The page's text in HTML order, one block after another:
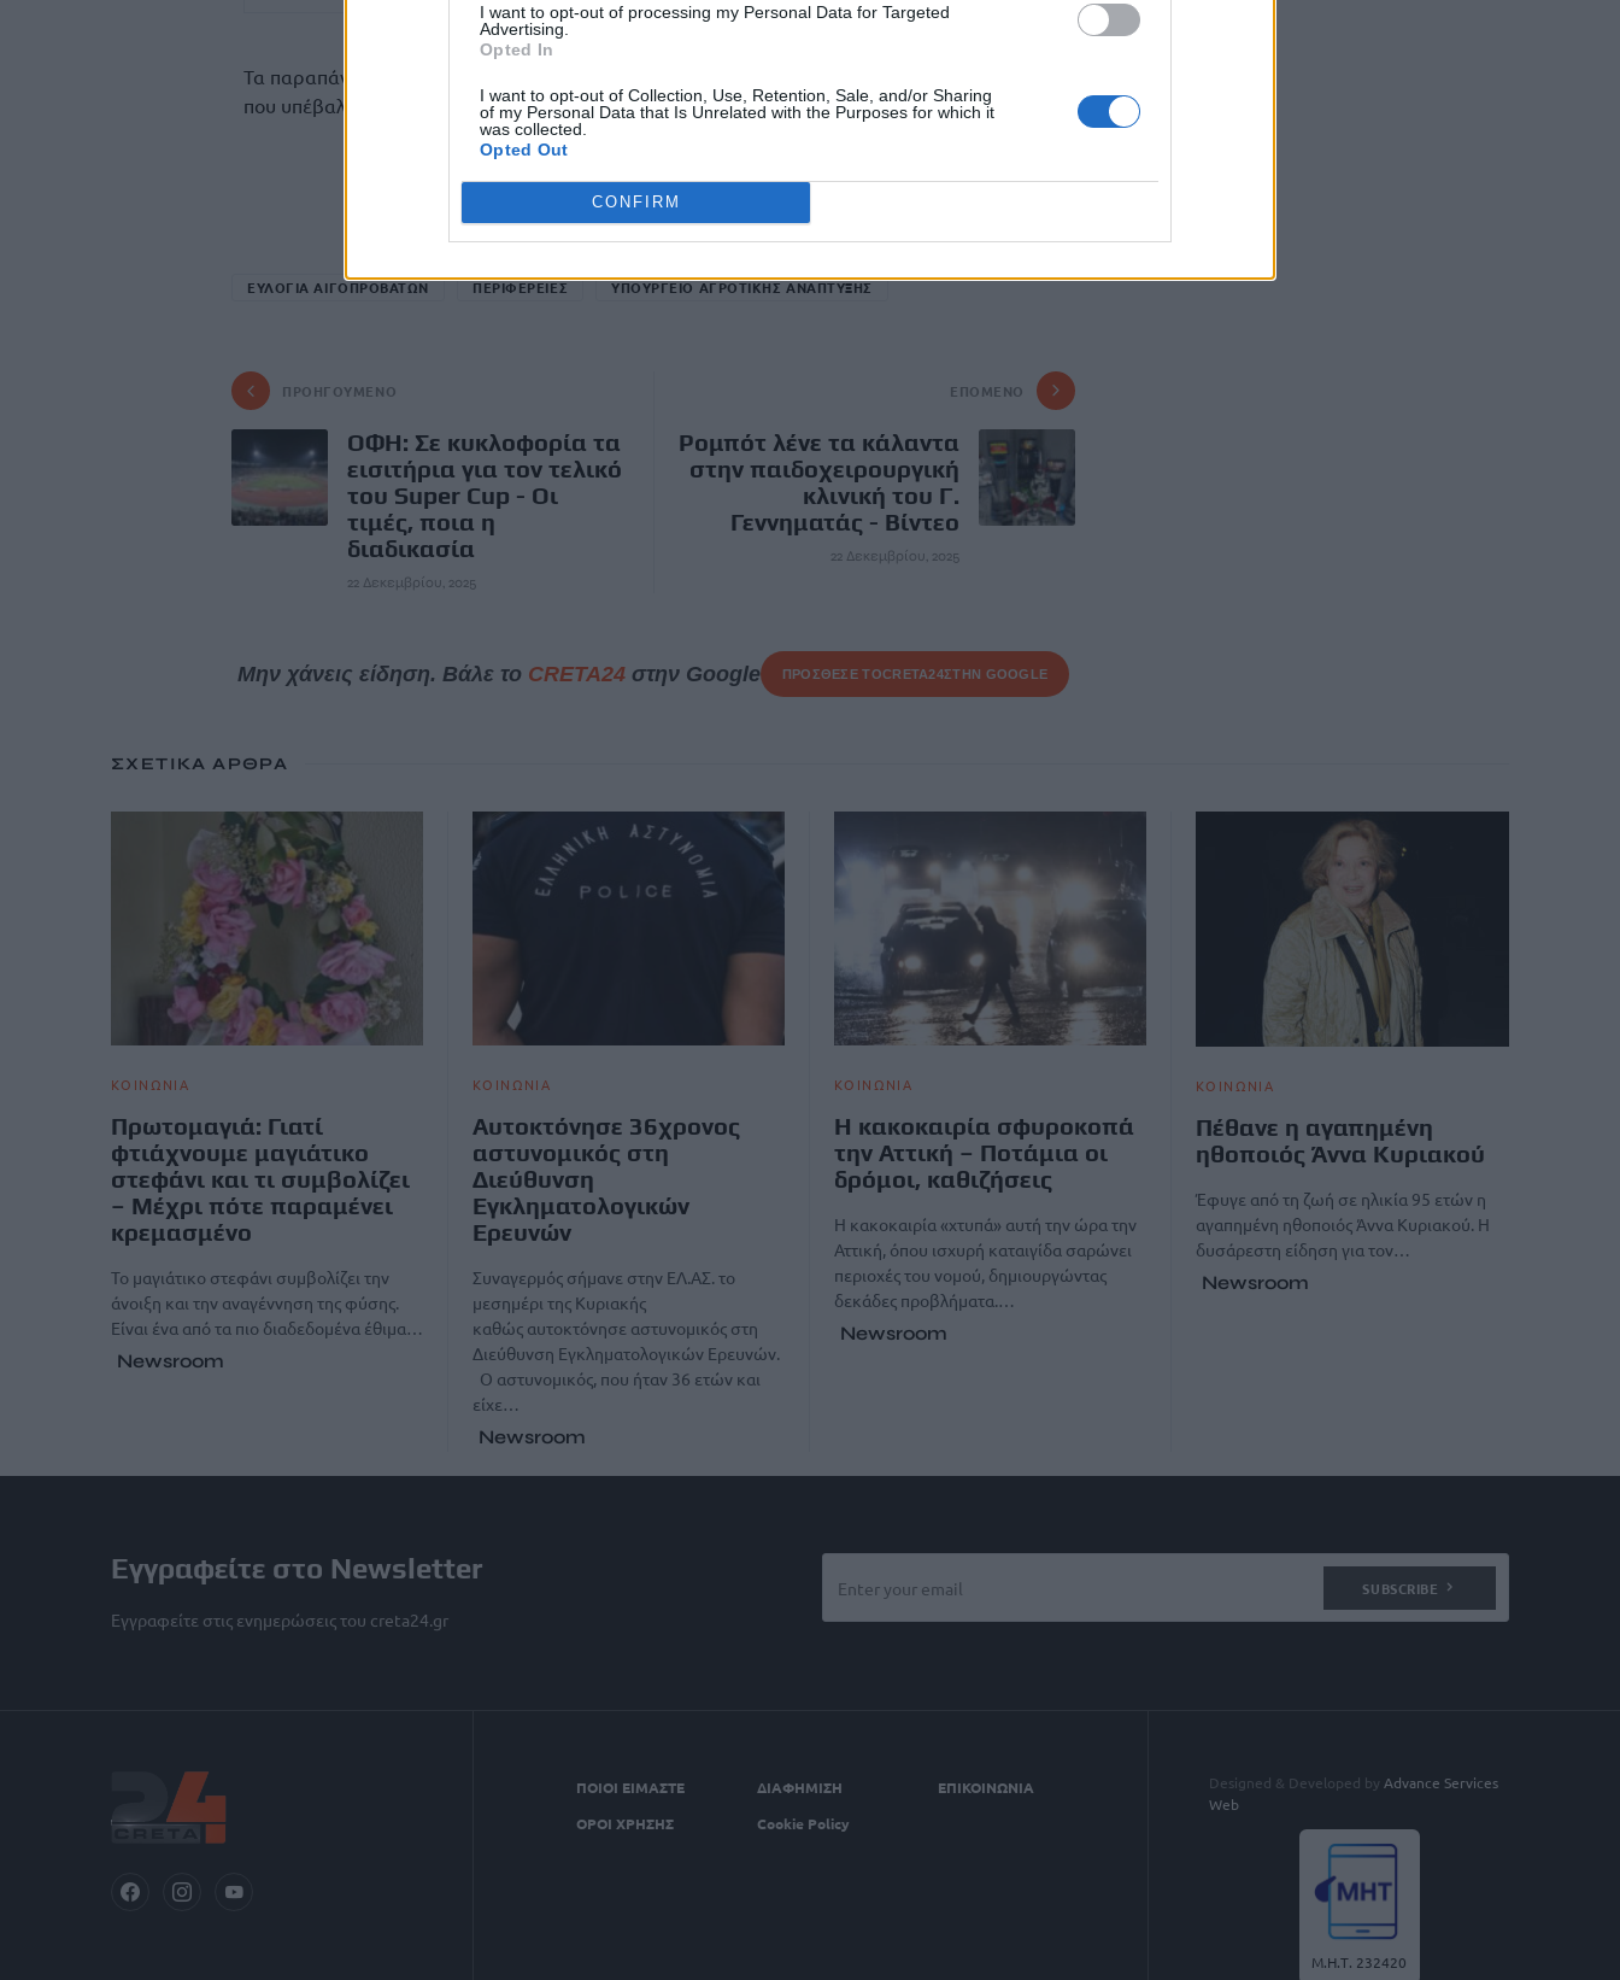
I want to opt-out of processing my Personal Data for Targeted
Advertising.
Opted In
I want to opt-out of Collection, Use, Retention, Sale, and/or Sharing
of my Personal Data that Is Unrelated with the Purposes for which it
was collected.
Opted Out
CONFIRM
Τα παραπάνω ποσά καταβλήθηκαν από το ΥΠΑΑΤ στις Περιφέρειες, σύμφωνα με τα στοιχεία
που υπέβαλαν σχετικά με τις λειτουργικές τους δαπάνες.
ΕΥΛΟΓΙΑ ΑΙΓΟΠΡΟΒΑΤΩΝ ΠΕΡΙΦΕΡΕΙΕΣ ΥΠΟΥΡΓΕΙΟ ΑΓΡΟΤΙΚΗΣ ΑΝΑΠΤΥΞΗΣ
ΠΡΟΗΓΟΎΜΕΝΟ
OΦΗ: Σε κυκλοφορία τα
εισιτήρια για τον τελικό
του Super Cup - Οι
τιμές, ποια η
διαδικασία
22 Δεκεμβρίου, 2025
ΕΠΌΜΕΝΟ
Ρομπότ λένε τα κάλαντα
στην παιδοχειρουργική
κλινική του Γ.
Γεννηματάς - Βίντεο
22 Δεκεμβρίου, 2025
Μην χάνεις είδηση. Βάλε το CRETA24στην Google ΠΡΟΣΘΕΣΕ ΤΟCRETA24ΣΤΗΝ GOOGLE
ΣΧΕΤΙΚΆ ΆΡΘΡΑ
ΚΟΙΝΩΝΙΑ
Πρωτομαγιά: Γιατί
φτιάχνουμε μαγιάτικο
στεφάνι και τι συμβολίζει
– Μέχρι πότε παραμένει
κρεμασμένο
Το μαγιάτικο στεφάνι συμβολίζει την
άνοιξη και την αναγέννηση της φύσης.
Είναι ένα από τα πιο διαδεδομένα έθιμα…
Newsroom
ΚΟΙΝΩΝΙΑ
Αυτοκτόνησε 36χρονος
αστυνομικός στη
Διεύθυνση
Εγκληματολογικών
Ερευνών
Συναγερμός σήμανε στην ΕΛ.ΑΣ. το
μεσημέρι της Κυριακής
καθώς αυτοκτόνησε αστυνομικός στη
Διεύθυνση Εγκληματολογικών Ερευνών.
Ο αστυνομικός, που ήταν 36 ετών και
είχε…
Newsroom
ΚΟΙΝΩΝΙΑ
Η κακοκαιρία σφυροκοπά
την Αττική – Ποτάμια οι
δρόμοι, καθιζήσεις
Η κακοκαιρία «χτυπά» αυτή την ώρα την
Αττική, όπου ισχυρή καταιγίδα σαρώνει
περιοχές του νομού, δημιουργώντας
δεκάδες προβλήματα.…
Newsroom
ΚΟΙΝΩΝΙΑ
Πέθανε η αγαπημένη
ηθοποιός Άννα Κυριακού
Έφυγε από τη ζωή σε ηλικία 95 ετών η
αγαπημένη ηθοποιός Άννα Κυριακού. Η
δυσάρεστη είδηση για τον…
Newsroom
Εγγραφείτε στο Newsletter
Εγγραφείτε στις ενημερώσεις του creta24.gr
SUBSCRIBE
ΠΟΙΟΙ ΕΙΜΑΣΤΕ ΔΙΑΦΗΜΙΣΗ
ΕΠΙΚΟΙΝΩΝΙΑ
ΟΡΟΙ ΧΡΗΣΗΣ
Cookie Policy
Designed & Developed by Advance Services
Web
Μ.Η.Τ. 232420